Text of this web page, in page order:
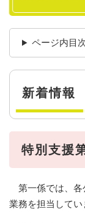
ページ内目
新着情報
特別支援
第一係では、各
業務を担当してい